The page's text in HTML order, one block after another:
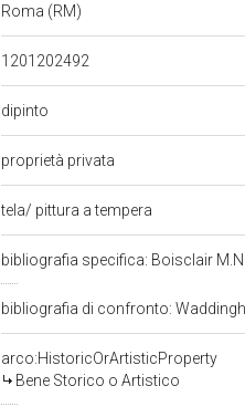
Roma (RM)
1201202492
dipinto
proprietà privata
tela/ pittura a tempera
bibliografia specifica: Boisclair M.N
bibliografia di confronto:
arco:HistoricOrArtisticProperty
Bene Storico o Artistico